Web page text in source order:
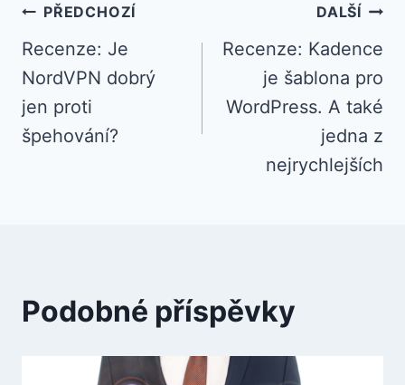
Navigace
pro
příspěvek
PŘEDCHOZÍ
Recenze: Je
NordVPN dobrý
jen proti
špehování?
DALŠÍ
Recenze: Kadence
je šablona pro
WordPress. A také
jedna z
nejrychlejších
Podobné příspěvky